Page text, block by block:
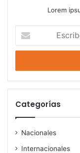
Lorem
tu
correo
Categorías
Nacionales
Internacionales